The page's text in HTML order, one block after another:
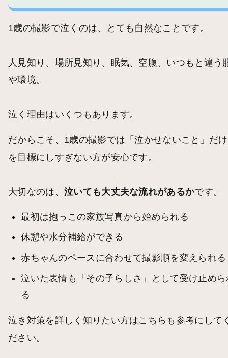
1歳の撮影で泣くのは、とても自然なことです。
人見知り、場所見知り、眠気、空腹、いつもと違う
や環境。
泣く理由はいくつもあります。
だからこそ、1歳の撮影では「泣かせないこと」だけ
を目標にしすぎない方が安心です。
大切なのは、 泣いても大丈夫な流れがあるかです。
最初は抱っこの家族写真から始められる
休憩や水分補給ができる
赤ちゃんのペースに合わせて撮影順を変えられる
泣いた表情も「その子らしさ」として受け止めら
る
泣き対策を詳しく知りたい方はこちらも参考にして
ださい。